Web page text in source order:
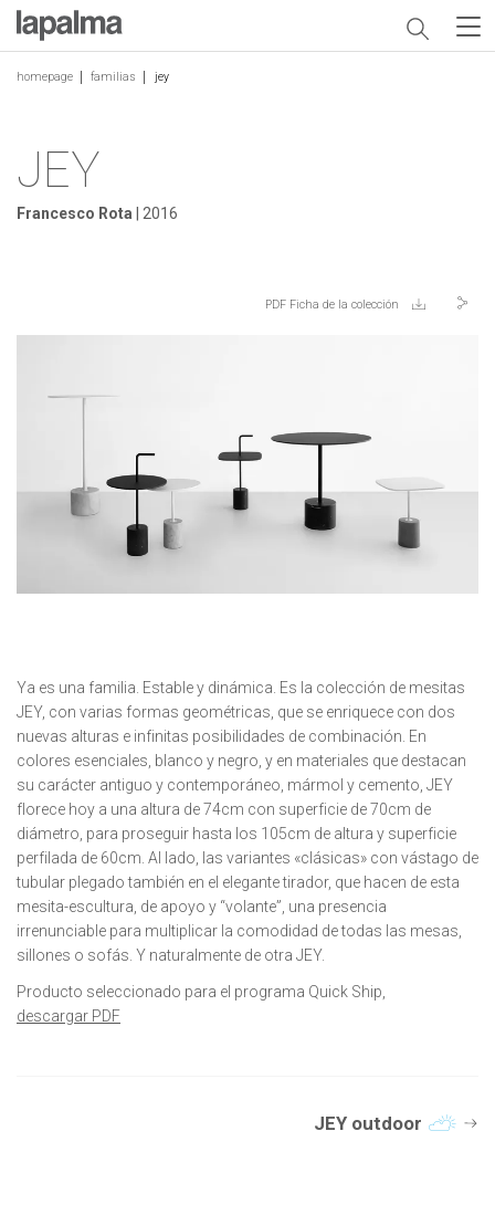
homepage familias jey
JEY
Francesco Rota | 2016
PDF Ficha de la colección
Ya es una familia. Estable y dinámica. Es la colección de mesitas
JEY, con varias formas geométricas, que se enriquece con dos
nuevas alturas e infinitas posibilidades de combinación. En
colores esenciales, blanco y negro, y en materiales que destacan
su carácter antiguo y contemporáneo, mármol y cemento, JEY
florece hoy a una altura de 74cm con superficie de 70cm de
diámetro, para proseguir hasta los 105cm de altura y superficie
perfilada de 60cm. Al lado, las variantes «clásicas» con vástago de
tubular plegado también en el elegante tirador, que hacen de esta
mesita-escultura, de apoyo y “volante”, una presencia
irrenunciable para multiplicar la comodidad de todas las mesas,
sillones o sofás. Y naturalmente de otra JEY.
Producto seleccionado para el programa Quick Ship,
descargar PDF
JEY outdoor